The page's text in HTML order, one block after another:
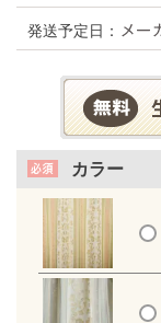
発送予定日：
カラー